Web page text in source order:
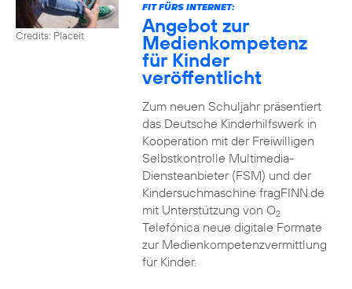
Credits: Placeit
FIT FÜRS INTERNET:
Angebot zur
Medienkompetenz
für Kinder
veröffentlicht
Zum neuen Schuljahr präsentiert
das Deutsche Kinderhilfswerk in
Kooperation mit der Freiwilligen
Selbstkontrolle Multimedia-
Diensteanbieter (FSM) und der
Kindersuchmaschine fragFINN.de
mit Unterstützung von O2
Telefónica neue digitale Formate
zur Medienkompetenzvermittlung
für Kinder.